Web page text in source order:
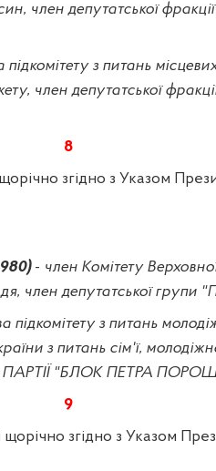
член депутатської
з питань
член депутатської
8
згідно з Указом
- член Комітету
член депутатської групи
підкомітету з питань
з питань сім'ї,
ПАРТІЇ "БЛОК ПЕТРА
9
щорічно згідно з Указом